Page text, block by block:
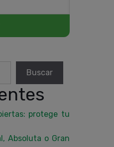
Buscar
protege tu
Absoluta o Gran